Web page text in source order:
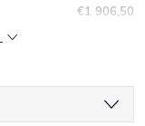
€1 906,50